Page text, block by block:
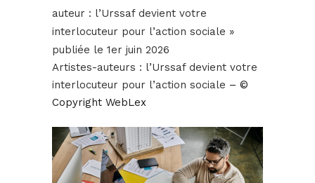
auteur : l’Urssaf devient votre
interlocuteur pour l’action sociale »
publiée le 1er juin 2026
Artistes-auteurs : l’Urssaf devient votre
interlocuteur pour l’action sociale – ©
Copyright WebLex